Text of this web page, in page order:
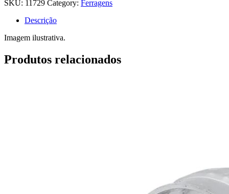
SKU: 11729 Category: Ferragens
Descrição
Imagem ilustrativa.
Produtos relacionados